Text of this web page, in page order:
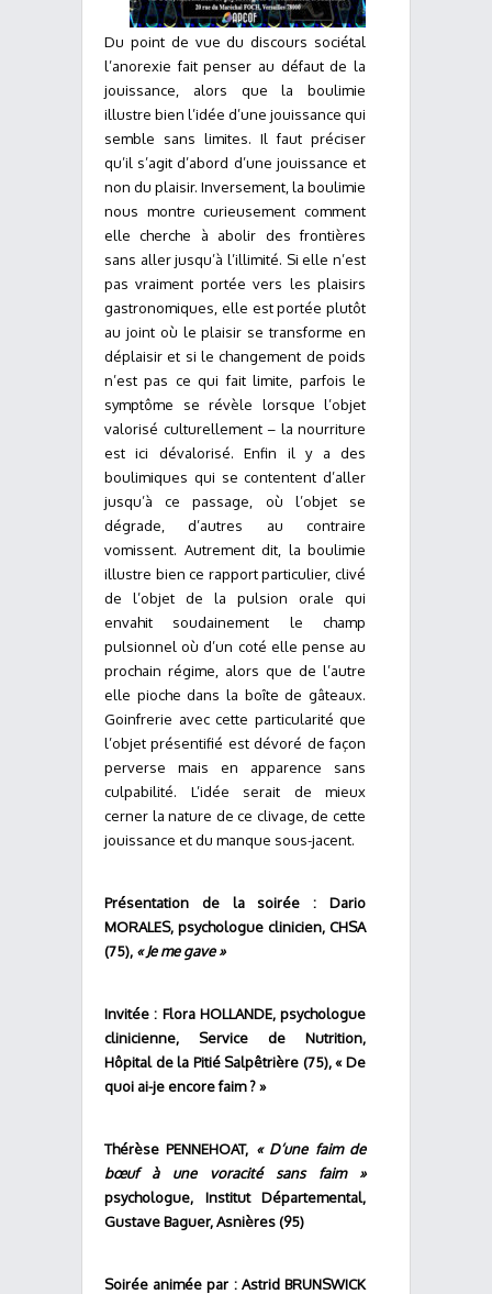
Du point de vue du discours sociétal
l’anorexie fait penser au défaut de la
jouissance, alors que la boulimie
illustre bien l’idée d’une jouissance qui
semble sans limites. Il faut préciser
qu’il s’agit d’abord d’une jouissance et
non du plaisir. Inversement, la boulimie
nous montre curieusement comment
elle cherche à abolir des frontières
sans aller jusqu’à l’illimité. Si elle n’est
pas vraiment portée vers les plaisirs
gastronomiques, elle est portée plutôt
au joint où le plaisir se transforme en
déplaisir et si le changement de poids
n’est pas ce qui fait limite, parfois le
symptôme se révèle lorsque l’objet
valorisé culturellement – la nourriture
est ici dévalorisé. Enfin il y a des
boulimiques qui se contentent d’aller
jusqu’à ce passage, où l’objet se
dégrade, d’autres au contraire
vomissent. Autrement dit, la boulimie
illustre bien ce rapport particulier, clivé
de l’objet de la pulsion orale qui
envahit soudainement le champ
pulsionnel où d’un coté elle pense au
prochain régime, alors que de l’autre
elle pioche dans la boîte de gâteaux.
Goinfrerie avec cette particularité que
l’objet présentifié est dévoré de façon
perverse mais en apparence sans
culpabilité. L’idée serait de mieux
cerner la nature de ce clivage, de cette
jouissance et du manque sous-jacent.
Présentation de la soirée : Dario
MORALES, psychologue clinicien, CHSA
(75), « Je me gave »
Invitée : Flora HOLLANDE, psychologue
clinicienne, Service de Nutrition,
Hôpital de la Pitié Salpêtrière (75), « De
quoi ai-je encore faim ? »
Thérèse PENNEHOAT, « D’une faim de
bœuf à une voracité sans faim »
psychologue, Institut Départemental,
Gustave Baguer, Asnières (95)
Soirée animée par : Astrid BRUNSWICK